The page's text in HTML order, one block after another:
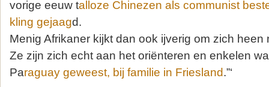
vorige eeuw talloze Chinezen als communist
kling gejaagd.
Menig Afrikaner kijkt dan ook ijverig om zich
Ze zijn zich echt aan het oriënteren en enkelen
Paraguay geweest, bij familie in Friesland.”‘